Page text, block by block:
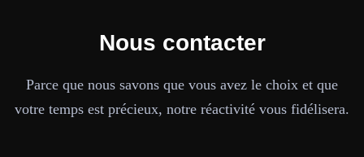
Nous contacter
Parce que nous savons que vous avez le choix et que
votre temps est précieux, notre réactivité vous fidélisera.